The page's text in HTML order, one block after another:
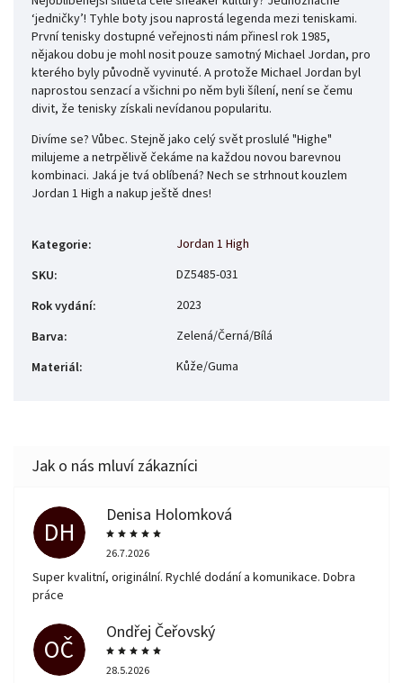
‘jedničky’! Tyhle boty jsou naprostá legenda mezi teniskami.
První tenisky dostupné veřejnosti nám přinesl rok 1985,
nějakou dobu je mohl nosit pouze samotný Michael Jordan, pro
kterého byly původně vyvinuté. A protože Michael Jordan byl
naprostou senzací a všichni po něm byli šílení, není se čemu
divit, že tenisky získali nevídanou popularitu.
Divíme se? Vůbec. Stejně jako celý svět proslulé "Highe"
milujeme a netrpělivě čekáme na každou novou barevnou
kombinaci. Jaká je tvá oblíbená? Nech se strhnout kouzlem
Jordan 1 High a nakup ještě dnes!
Kategorie:
Jordan 1 High
SKU:
DZ5485-031
Rok vydání:
2023
Barva:
Zelená/Černá/Bílá
Materiál: Kůže/Guma
DH
Denisa Holomková
26.7.2026
Super kvalitní, originální. Rychlé dodání a komunikace. Dobra
práce
OČ
Ondřej Čeřovský
28.5.2026